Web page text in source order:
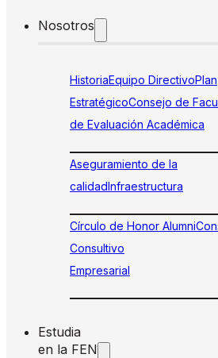
Nosotros
HistoriaEquipo DirectivoPlan
EstratégicoConsejo de
de Evaluación Académica
Aseguramiento de la
calidadInfraestructura
Círculo de Honor Alumni
Consultivo
Empresarial
Estudia
en la FEN